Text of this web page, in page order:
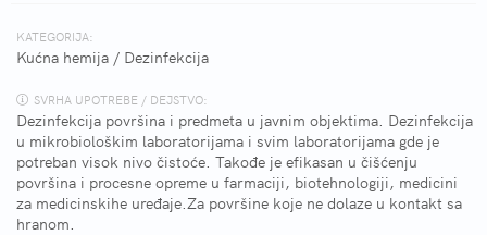
KATEGORIJA:
Kućna hemija / Dezinfekcija
SVRHA UPOTREBE / DEJSTVO:
Dezinfekcija površina i predmeta u javnim objektima. Dezinfekcija
u mikrobiološkim laboratorijama i svim laboratorijama gde je
potreban visok nivo čistoće. Takođe je efikasan u čišćenju
površina i procesne opreme u farmaciji, biotehnologiji, medicini
za medicinskihe uređaje.Za površine koje ne dolaze u kontakt sa
hranom.